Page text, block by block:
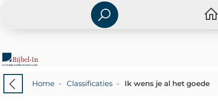
Home- Classificaties- Ik wens je al het goede